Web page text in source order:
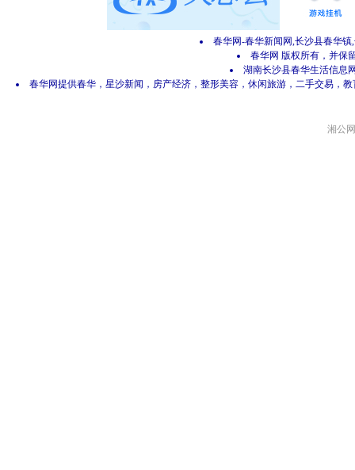
春华网-春华新闻网,长沙县春华
春华网 版权所有，并保
湖南长沙县春华生活信息
春华网提供春华，星沙新闻，房产经济，整形美容，休闲旅游，二手交易，
湘公